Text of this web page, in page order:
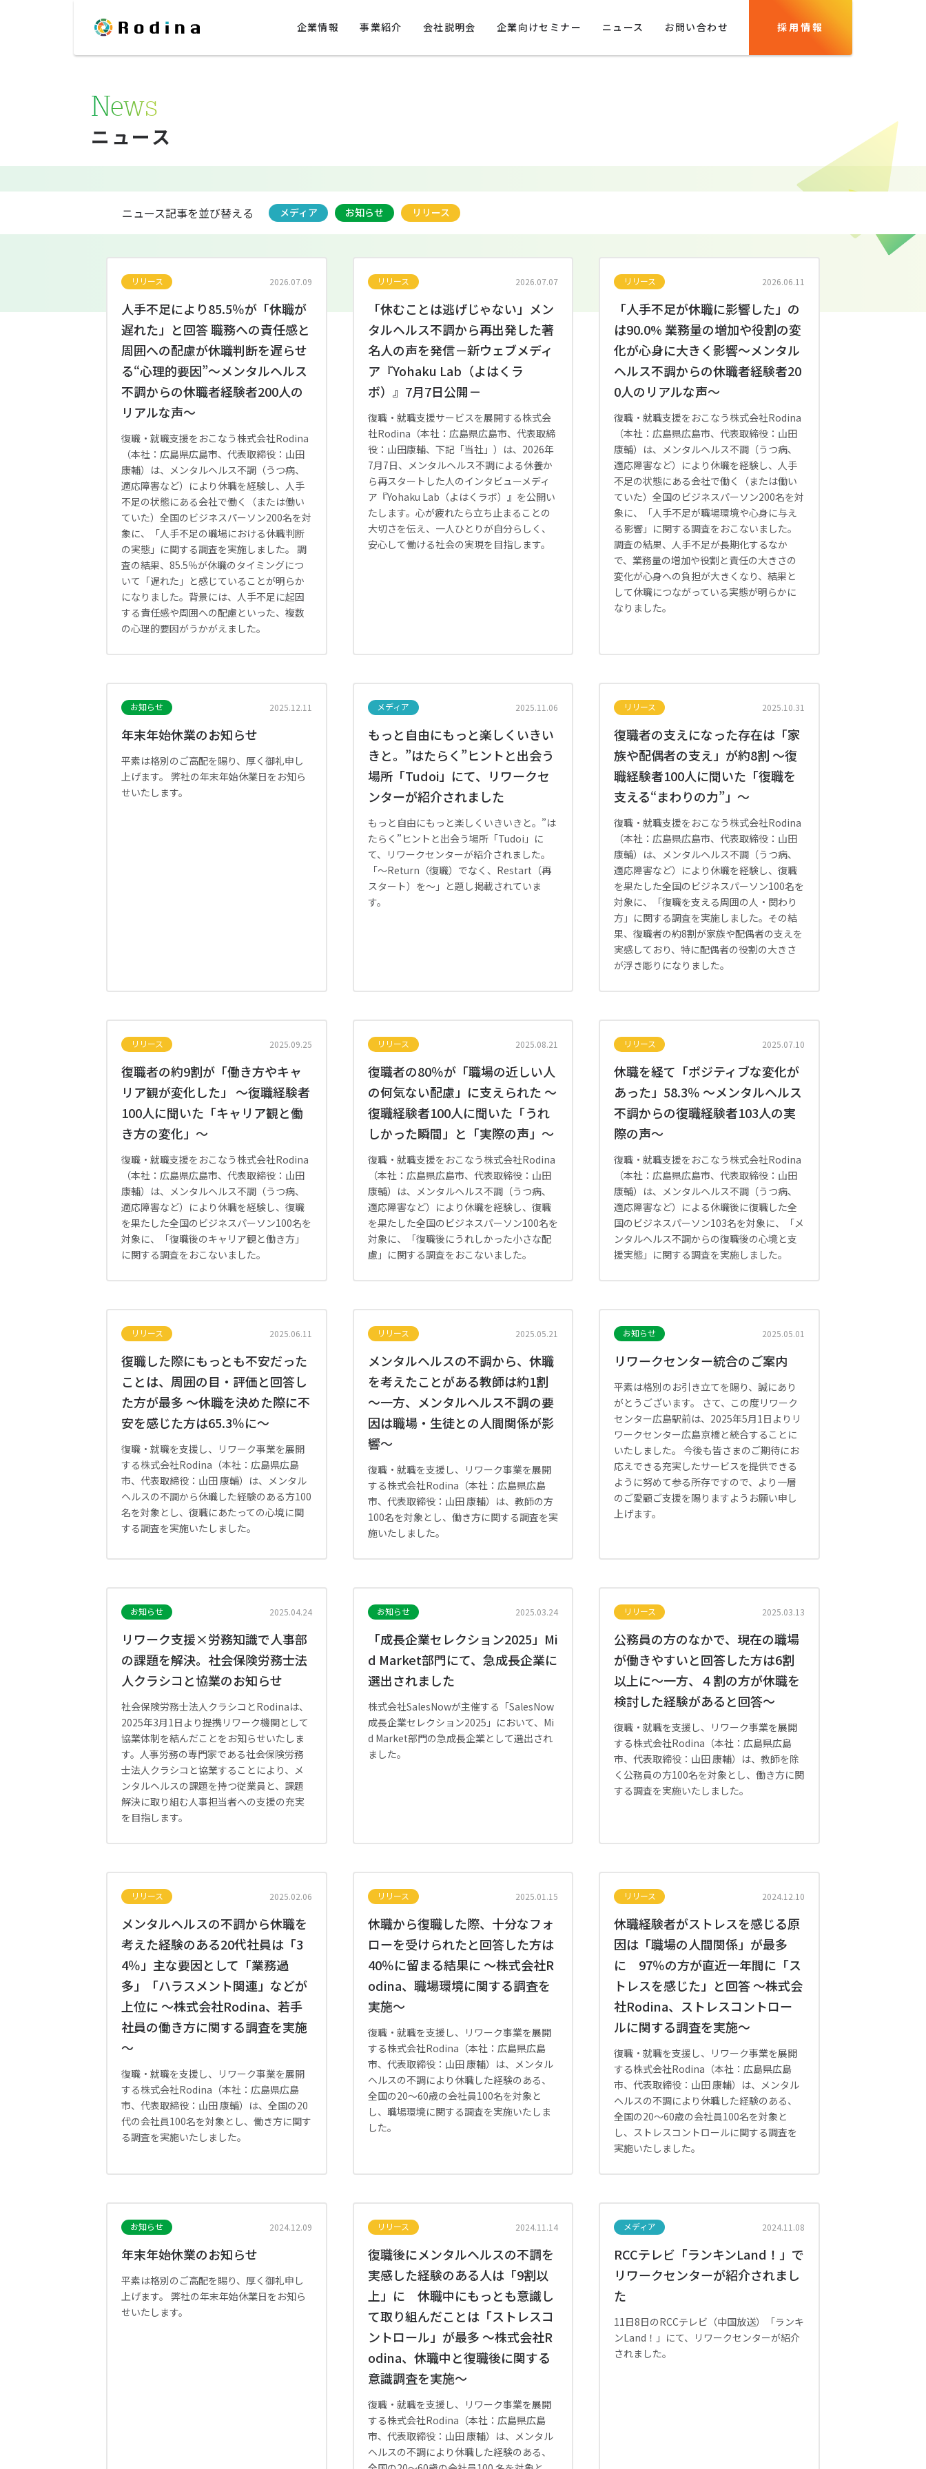
企業情報 事業紹介 会社説明会 企業向けセミナー ニュース お問い合わせ 採用情報
News
ニュース
ニュース記事を並び替える リリース
お知らせ
メディア
リリース 2026.07.09
人手不足により85.5％が「休職が
遅れた」と回答 職務への責任感と
周囲への配慮が休職判断を遅らせ
る“心理的要因”〜メンタルヘルス
不調からの休職者経験者200人の
リアルな声〜
復職・就職支援をおこなう株式会社Rodina
（本社：広島県広島市、代表取締役：山田
康輔）は、メンタルヘルス不調（うつ病、
適応障害など）により休職を経験し、人手
不足の状態にある会社で働く（または働い
ていた）全国のビジネスパーソン200名を対
象に、「人手不足の職場における休職判断
の実態」に関する調査を実施しました。 調
査の結果、85.5％が休職のタイミングにつ
いて「遅れた」と感じていることが明らか
になりました。背景には、人手不足に起因
する責任感や周囲への配慮といった、複数
の心理的要因がうかがえました。
リリース 2026.07.07
「休むことは逃げじゃない」メン
タルヘルス不調から再出発した著
名人の声を発信－新ウェブメディ
ア『Yohaku Lab（よはくラ
ボ）』7月7日公開－
復職・就職支援サービスを展開する株式会
社Rodina（本社：広島県広島市、代表取締
役：山田康輔、下記「当社」）は、2026年
7月7日、メンタルヘルス不調による休養か
ら再スタートした人のインタビューメディ
ア『Yohaku Lab（よはくラボ）』を公開い
たします。心が疲れたら立ち止まることの
大切さを伝え、一人ひとりが自分らしく、
安心して働ける社会の実現を目指します。
リリース 2026.06.11
「人手不足が休職に影響した」の
は90.0% 業務量の増加や役割の変
化が心身に大きく影響〜メンタル
ヘルス不調からの休職者経験者20
0人のリアルな声〜
復職・就職支援をおこなう株式会社Rodina
（本社：広島県広島市、代表取締役：山田
康輔）は、メンタルヘルス不調（うつ病、
適応障害など）により休職を経験し、人手
不足の状態にある会社で働く（または働い
ていた）全国のビジネスパーソン200名を対
象に、「人手不足が職場環境や心身に与え
る影響」に関する調査をおこないました。
調査の結果、人手不足が長期化するなか
で、業務量の増加や役割と責任の大きさの
変化が心身への負担が大きくなり、結果と
して休職につながっている実態が明らかに
なりました。
お知らせ 2025.12.11
年末年始休業のお知らせ
平素は格別のご高配を賜り、厚く御礼申し
上げます。 弊社の年末年始休業日をお知ら
せいたします。
メディア 2025.11.06
もっと自由にもっと楽しくいきい
きと。”はたらく”ヒントと出会う
場所「Tudoi」にて、リワークセ
ンターが紹介されました
もっと自由にもっと楽しくいきいきと。”は
たらく”ヒントと出会う場所「Tudoi」に
て、リワークセンターが紹介されました。
「～Return（復職）でなく、Restart（再
スタート）を～」と題し掲載されていま
す。
リリース 2025.10.31
復職者の支えになった存在は「家
族や配偶者の支え」が約8割 〜復
職経験者100人に聞いた「復職を
支える“まわりの力”」〜
復職・就職支援をおこなう株式会社Rodina
（本社：広島県広島市、代表取締役：山田
康輔）は、メンタルヘルス不調（うつ病、
適応障害など）により休職を経験し、復職
を果たした全国のビジネスパーソン100名を
対象に、「復職を支える周囲の人・関わり
方」に関する調査を実施しました。その結
果、復職者の約8割が家族や配偶者の支えを
実感しており、特に配偶者の役割の大きさ
が浮き彫りになりました。
リリース 2025.09.25
復職者の約9割が「働き方やキャ
リア観が変化した」 〜復職経験者
100人に聞いた「キャリア観と働
き方の変化」〜
復職・就職支援をおこなう株式会社Rodina
（本社：広島県広島市、代表取締役：山田
康輔）は、メンタルヘルス不調（うつ病、
適応障害など）により休職を経験し、復職
を果たした全国のビジネスパーソン100名を
対象に、「復職後のキャリア観と働き方」
に関する調査をおこないました。
リリース 2025.08.21
復職者の80％が「職場の近しい人
の何気ない配慮」に支えられた 〜
復職経験者100人に聞いた「うれ
しかった瞬間」と「実際の声」〜
復職・就職支援をおこなう株式会社Rodina
（本社：広島県広島市、代表取締役：山田
康輔）は、メンタルヘルス不調（うつ病、
適応障害など）により休職を経験し、復職
を果たした全国のビジネスパーソン100名を
対象に、「復職後にうれしかった小さな配
慮」に関する調査をおこないました。
リリース 2025.07.10
休職を経て「ポジティブな変化が
あった」58.3％ 〜メンタルヘルス
不調からの復職経験者103人の実
際の声〜
復職・就職支援をおこなう株式会社Rodina
（本社：広島県広島市、代表取締役：山田
康輔）は、メンタルヘルス不調（うつ病、
適応障害など）による休職後に復職した全
国のビジネスパーソン103名を対象に、「メ
ンタルヘルス不調からの復職後の心境と支
援実態」に関する調査を実施しました。
リリース 2025.06.11
復職した際にもっとも不安だった
ことは、周囲の目・評価と回答し
た方が最多 ～休職を決めた際に不
安を感じた方は65.3％に～
復職・就職を支援し、リワーク事業を展開
する株式会社Rodina（本社：広島県広島
市、代表取締役：山田 康輔）は、メンタル
ヘルスの不調から休職した経験のある方100
名を対象とし、復職にあたっての心境に関
する調査を実施いたしました。
リリース 2025.05.21
メンタルヘルスの不調から、休職
を考えたことがある教師は約1割
～一方、メンタルヘルス不調の要
因は職場・生徒との人間関係が影
響～
復職・就職を支援し、リワーク事業を展開
する株式会社Rodina（本社：広島県広島
市、代表取締役：山田 康輔）は、教師の方
100名を対象とし、働き方に関する調査を実
施いたしました。
お知らせ 2025.05.01
リワークセンター統合のご案内
平素は格別のお引き立てを賜り、誠にあり
がとうございます。 さて、この度リワーク
センター広島駅前は、2025年5月1日よりリ
ワークセンター広島京橋と統合することに
いたしました。 今後も皆さまのご期待にお
応えできる充実したサービスを提供できる
ように努めて参る所存ですので、より一層
のご愛顧ご支援を賜りますようお願い申し
上げます。
お知らせ 2025.04.24
リワーク支援×労務知識で人事部
の課題を解決。社会保険労務士法
人クラシコと協業のお知らせ
社会保険労務士法人クラシコとRodinaは、
2025年3月1日より提携リワーク機関として
協業体制を結んだことをお知らせいたしま
す。人事労務の専門家である社会保険労務
士法人クラシコと協業することにより、メ
ンタルヘルスの課題を持つ従業員と、課題
解決に取り組む人事担当者への支援の充実
を目指します。
お知らせ 2025.03.24
「成長企業セレクション2025」Mi
d Market部門にて、急成長企業に
選出されました
株式会社SalesNowが主催する「SalesNow
成長企業セレクション2025」において、Mi
d Market部門の急成長企業として選出され
ました。
リリース 2025.03.13
公務員の方のなかで、現在の職場
が働きやすいと回答した方は6割
以上に〜一方、４割の方が休職を
検討した経験があると回答〜
復職・就職を支援し、リワーク事業を展開
する株式会社Rodina（本社：広島県広島
市、代表取締役：山田 康輔）は、教師を除
く公務員の方100名を対象とし、働き方に関
する調査を実施いたしました。
リリース 2025.02.06
メンタルヘルスの不調から休職を
考えた経験のある20代社員は「3
4％」主な要因として「業務過
多」「ハラスメント関連」などが
上位に 〜株式会社Rodina、若手
社員の働き方に関する調査を実施
〜
復職・就職を支援し、リワーク事業を展開
する株式会社Rodina（本社：広島県広島
市、代表取締役：山田 康輔）は、全国の20
代の会社員100名を対象とし、働き方に関す
る調査を実施いたしました。
リリース 2025.01.15
休職から復職した際、十分なフォ
ローを受けられたと回答した方は
40％に留まる結果に 〜株式会社R
odina、職場環境に関する調査を
実施〜
復職・就職を支援し、リワーク事業を展開
する株式会社Rodina（本社：広島県広島
市、代表取締役：山田 康輔）は、メンタル
ヘルスの不調により休職した経験のある、
全国の20～60歳の会社員100名を対象と
し、職場環境に関する調査を実施いたしま
した。
リリース 2024.12.10
休職経験者がストレスを感じる原
因は「職場の人間関係」が最多
に 97％の方が直近一年間に「ス
トレスを感じた」と回答 〜株式会
社Rodina、ストレスコントロー
ルに関する調査を実施〜
復職・就職を支援し、リワーク事業を展開
する株式会社Rodina（本社：広島県広島
市、代表取締役：山田 康輔）は、メンタル
ヘルスの不調により休職した経験のある、
全国の20～60歳の会社員100名を対象と
し、ストレスコントロールに関する調査を
実施いたしました。
お知らせ 2024.12.09
年末年始休業のお知らせ
平素は格別のご高配を賜り、厚く御礼申し
上げます。 弊社の年末年始休業日をお知ら
せいたします。
リリース 2024.11.14
復職後にメンタルヘルスの不調を
実感した経験のある人は「9割以
上」に 休職中にもっとも意識し
て取り組んだことは「ストレスコ
ントロール」が最多 ～株式会社R
odina、休職中と復職後に関する
意識調査を実施～
復職・就職を支援し、リワーク事業を展開
する株式会社Rodina（本社：広島県広島
市、代表取締役：山田 康輔）は、メンタル
ヘルスの不調により休職した経験のある、
メディア 2024.11.08
RCCテレビ「ランキンLand！」で
リワークセンターが紹介されまし
た
11日8日のRCCテレビ（中国放送）「ランキ
ンLand！」にて、リワークセンターが紹介
されました。